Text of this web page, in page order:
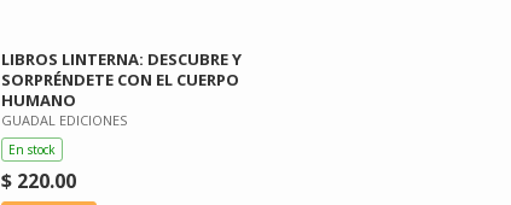
LIBROS LINTERNA: DESCUBRE Y
SORPRÉNDETE CON EL CUERPO
HUMANO
GUADAL EDICIONES
En stock
$ 220.00